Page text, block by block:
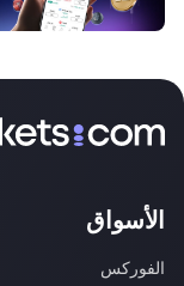
الأسواق
الفوركس